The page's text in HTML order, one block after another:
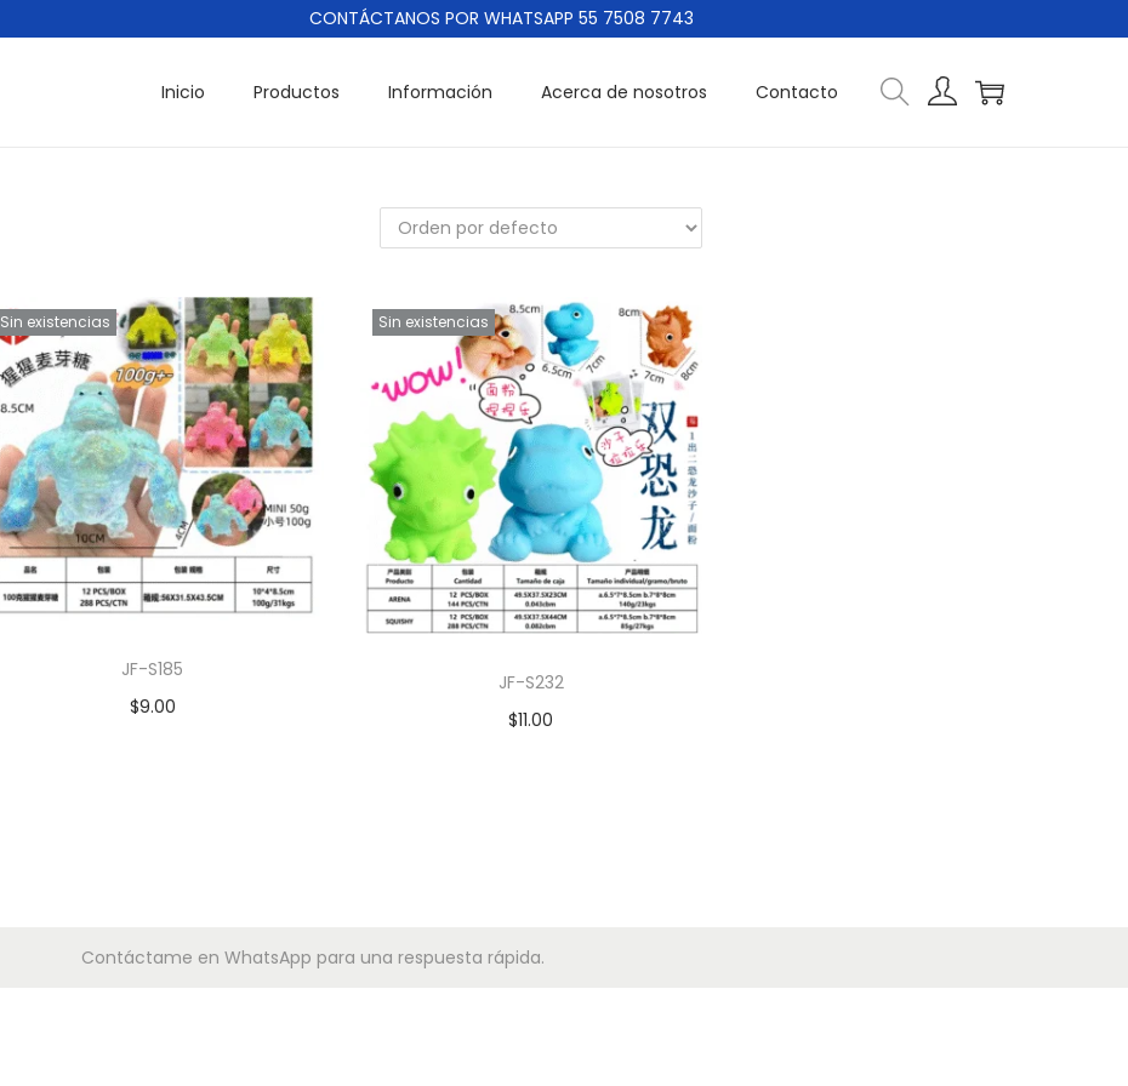
CONTÁCTANOS POR WHATSAPP 55 7508 7743
Inicio Productos Información Acerca de nosotros Contacto
Sin existencias
JF-S185
$9.00
Sin existencias
JF-S232
$11.00
Contáctame en WhatsApp para una respuesta rápida.